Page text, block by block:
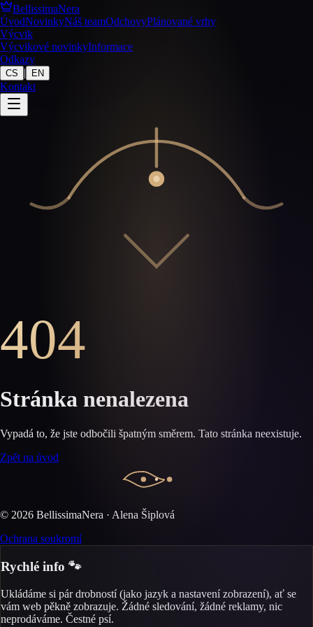
BellissimaNera
ÚvodNovinkyNáš teamOdchovyPlánované vrhy
Výcvik
Výcvikové novinkyInformace
Odkazy
CS | EN
Kontakt
404
Stránka nenalezena
Vypadá to, že jste odbočili špatným směrem. Tato stránka neexistuje.
Zpět na úvod
© 2026 BellissimaNera · Alena Šiplová
Ochrana soukromí
Rychlé info 🐾
Ukládáme si pár drobností (jako jazyk a nastavení zobrazení), ať se
vám web pěkně zobrazuje. Žádné sledování, žádné reklamy, nic
neprodáváme. Čestné psí.